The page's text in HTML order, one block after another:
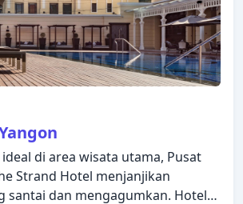
kamar Anda atau
seperti kolam renang luar
taman, kamar uap. Kemudahan
membuat Belmond Governor's
pilihan yang sempurna sebagai
Anda di Yangon.
di area wisata utama, Pusat
Strand Hotel menjanjikan
santai dan mengagumkan. Hotel